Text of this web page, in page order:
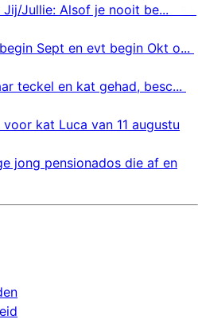
Jij/Jullie: Alsof je nooit be...
Sept en evt begin Okt o...
teckel en kat gehad, besc...
kat Luca van 11 augustu
jong pensionados die af en